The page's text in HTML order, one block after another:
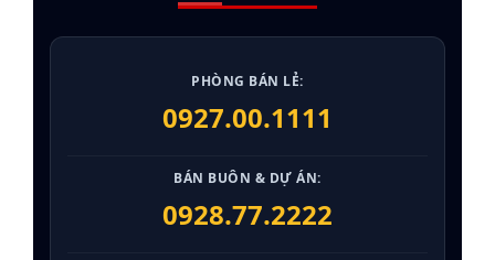
PHÒNG BÁN LẺ:
0927.00.1111
BÁN BUÔN & DỰ ÁN:
0928.77.2222